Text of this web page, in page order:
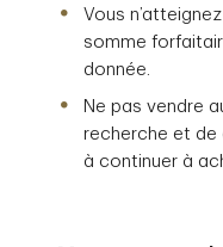
Vous
somme
donnée.
Ne pas vendre
recherche et de
à continuer à